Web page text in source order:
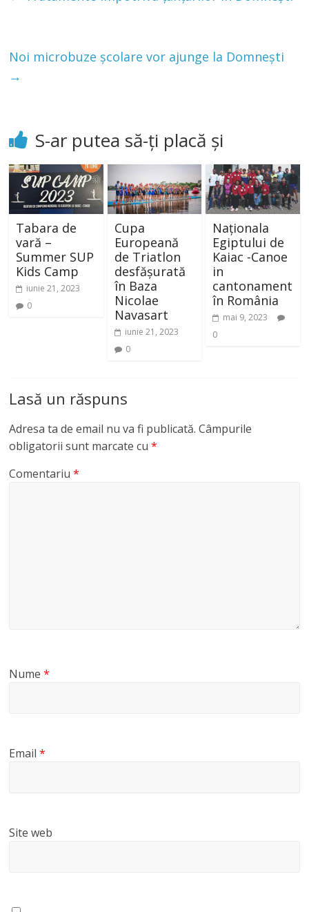
Noi microbuze școlare vor ajunge la Domnești
→
S-ar putea să-ți placă și
Tabara de
vară –
Summer SUP
Kids Camp
iunie 21, 2023
0
Cupa
Europeană
de Triatlon
desfășurată
în Baza
Nicolae
Navasart
iunie 21, 2023
0
Naționala
Egiptului de
Kaiac -Canoe
in
cantonament
în România
mai 9, 2023
0
Lasă un răspuns
Adresa ta de email nu va fi publicată. Câmpurile
obligatorii sunt marcate cu*
Comentariu*
Nume*
Email*
Site web